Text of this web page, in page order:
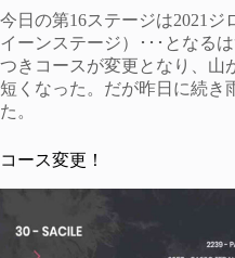
今日の第16ステージは2021ジ
イーンステージ）･･･となる
つきコースが変更となり、山
短くなった。だが昨日に続き
た。
コース変更！